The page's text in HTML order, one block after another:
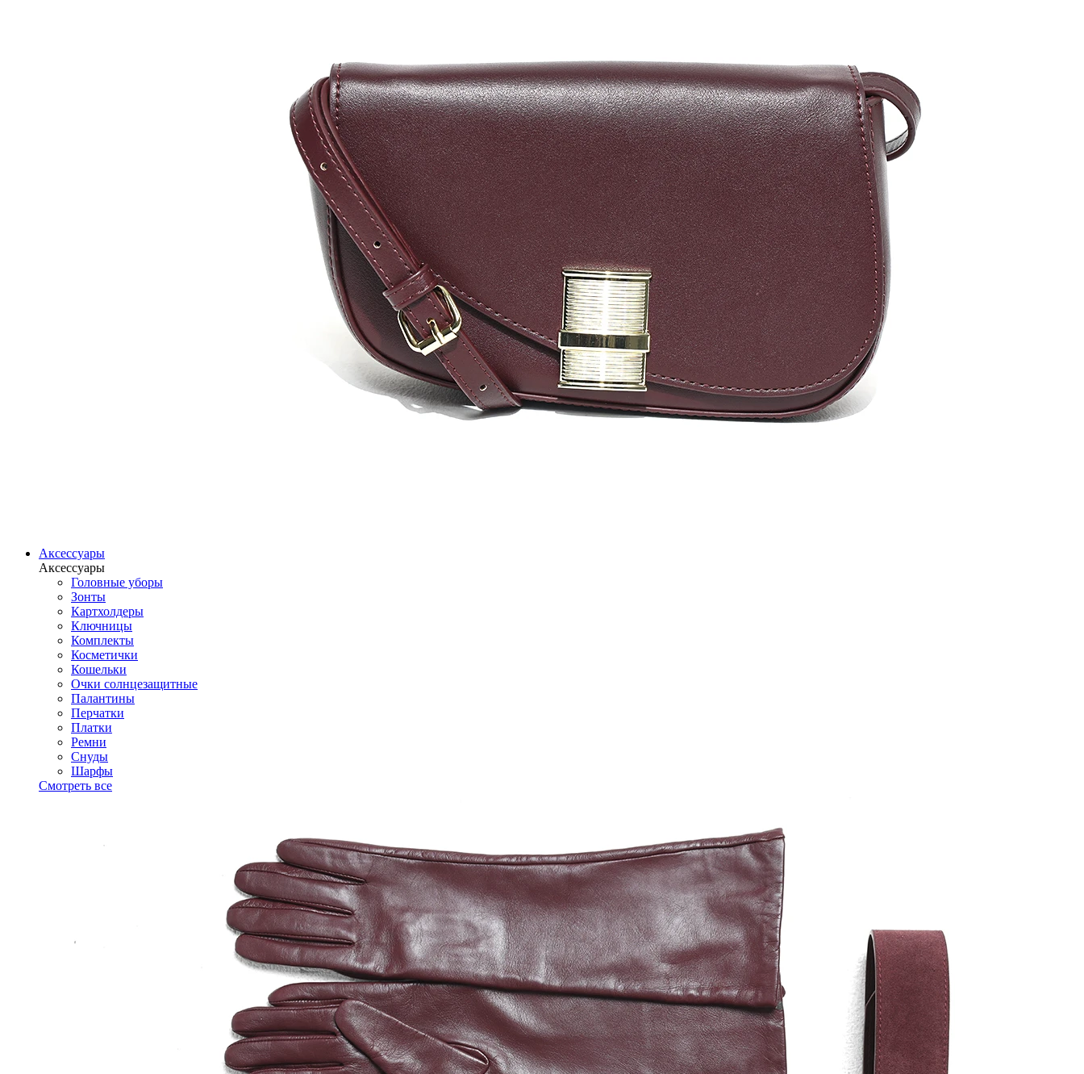
Аксессуары
Аксессуары
Головные уборы
Зонты
Картхолдеры
Ключницы
Комплекты
Косметички
Кошельки
Очки солнцезащитные
Палантины
Перчатки
Платки
Ремни
Снуды
Шарфы
Смотреть все